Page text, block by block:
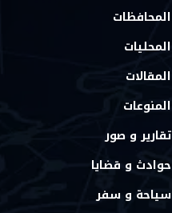
المحافظات
المحليات
المقالات
المنوعات
تقارير و صور
حوادث و قضايا
سياحة و سفر